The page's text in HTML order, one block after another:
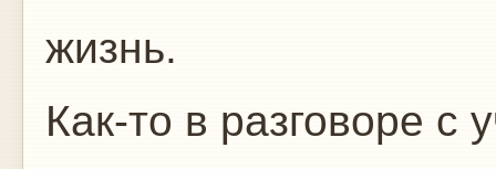
жизнь.
Как-то в разговоре с